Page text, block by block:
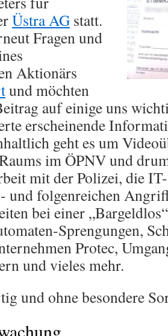
Üstra AG statt.
Fragen und
Aktionärs
und möchten
auf einige uns
erscheinende
geht es um
im ÖPNV und
mit der Polizei, die
und folgenreichen
bei einer
Sprengungen,
Protec,
und vieles mehr.
und ohne besondere